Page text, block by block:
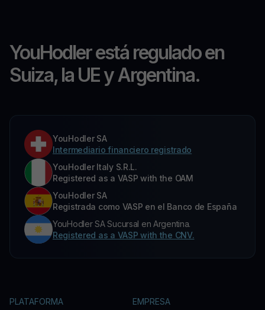
YouHodler está regulado en
Suiza, la UE y Argentina.
YouHodler SA
Intermediario financiero registrado
YouHodler Italy S.R.L.
Registered as a VASP with the OAM
YouHodler SA
Registrada como VASP en el Banco de España
YouHodler SA Sucursal en Argentina.
Registered as a VASP with the CNV.
PLATAFORMA EMPRESA